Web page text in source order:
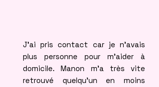
J’ai pris contact car je n’avais
plus personne pour m’aider à
domicile. Manon m’a très vite
retrouvé quelqu’un en moins